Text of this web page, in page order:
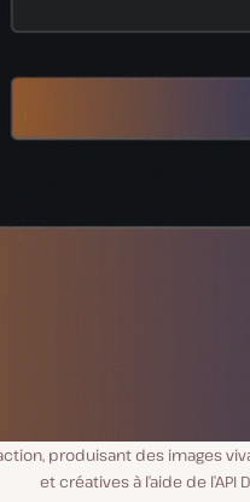
produisant des images
et créatives à l’aide de l’API